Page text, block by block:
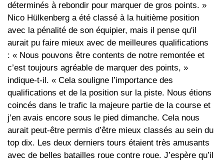
déterminés à rebondir pour marquer de gros points. »
Nico Hülkenberg a été classé à la huitième position
avec la pénalité de son équipier, mais il pense qu'il
aurait pu faire mieux avec de meilleures qualifications
: « Nous pouvons être contents de notre remontée et
c’est toujours agréable de marquer des points, »
indique-t-il. « Cela souligne l’importance des
qualifications et de la position sur la piste. Nous étions
coincés dans le trafic la majeure partie de la course et
j’en avais encore sous le pied dimanche. Cela nous
aurait peut-être permis d’être mieux classés au sein du
top dix. Les deux derniers tours étaient très amusants
avec de belles batailles roue contre roue. J’espère qu’il